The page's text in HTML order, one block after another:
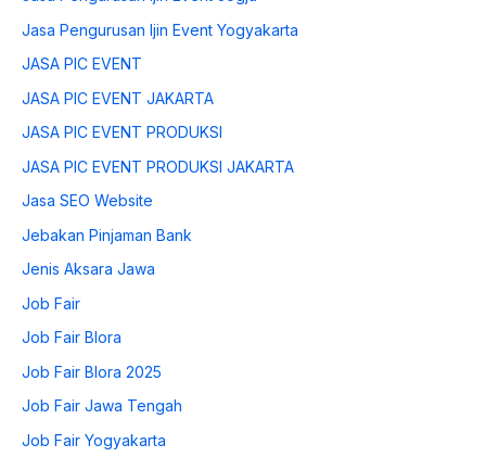
Jasa Pengurusan Ijin Event Yogyakarta
JASA PIC EVENT
JASA PIC EVENT JAKARTA
JASA PIC EVENT PRODUKSI
JASA PIC EVENT PRODUKSI JAKARTA
Jasa SEO Website
Jebakan Pinjaman Bank
Jenis Aksara Jawa
Job Fair
Job Fair Blora
Job Fair Blora 2025
Job Fair Jawa Tengah
Job Fair Yogyakarta